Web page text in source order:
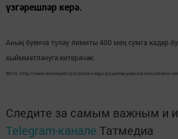
үзгәрешләр керә.
Аның буенча түләү лимиты 400 мең сумга кадәр
кыйммәтләнүгә китерәчәк.
Фото: http://www.avtoexpert.pro/polis-osago-poyavilas-yasnost-otnositelno-
Следите за самым важным и
Telegram-канале Татмедиа